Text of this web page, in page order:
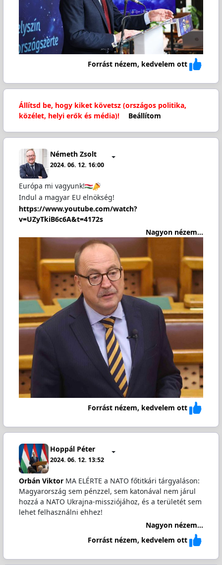
Forrást nézem, kedvelem ott
Állítsd be, hogy kiket követsz (országos politika,
közélet, helyi erők és média)!
Beállítom
Németh Zsolt
2024. 06. 12. 16:00
Európa mi vagyunk!
Indul a magyar EU elnökség!
https://www.youtube.com/watch?
v=UZyTkiB6c6A&t=4172s
Nagyon nézem...
Forrást nézem, kedvelem ott
Hoppál Péter
2024. 06. 12. 13:52
Orbán ViktorMA ELÉRTE a NATO főtitkári tárgyaláson:
Magyarország sem pénzzel, sem katonával nem járul
hozzá a NATO Ukrajna-missziójához, és a területét sem
lehet felhasználni ehhez!
Nagyon nézem...
Forrást nézem, kedvelem ott